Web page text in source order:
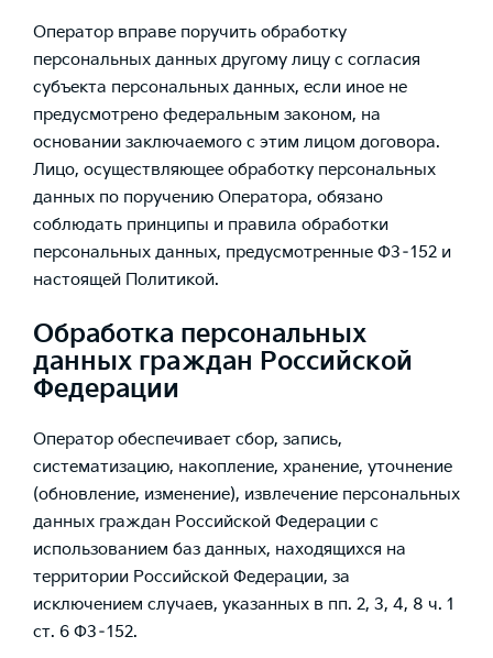
Оператор вправе поручить обработку
персональных данных другому лицу с согласия
субъекта персональных данных, если иное не
предусмотрено федеральным законом, на
основании заключаемого с этим лицом договора.
Лицо, осуществляющее обработку персональных
данных по поручению Оператора, обязано
соблюдать принципы и правила обработки
персональных данных, предусмотренные ФЗ–152 и
настоящей Политикой.
Обработка персональных
данных граждан Российской
Федерации
Оператор обеспечивает сбор, запись,
систематизацию, накопление, хранение, уточнение
(обновление, изменение), извлечение персональных
данных граждан Российской Федерации с
использованием баз данных, находящихся на
территории Российской Федерации, за
исключением случаев, указанных в пп. 2, 3, 4, 8 ч. 1
ст. 6 ФЗ–152.